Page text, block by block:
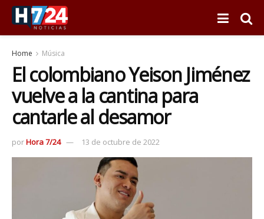
Home Música
El colombiano Yeison Jiménez
vuelve a la cantina para
cantarle al desamor
porHora 7/24 13 de octubre de 2022